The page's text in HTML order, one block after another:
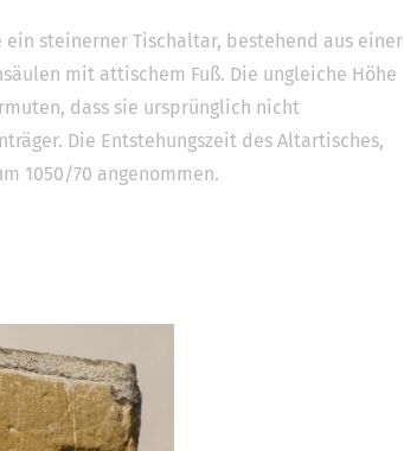
steinerner Tischaltar, bestehend aus einer
mit attischem Fuß. Die ungleiche Höhe
dass sie ursprünglich nicht
Die Entstehungszeit des Altartisches,
1050/70 angenommen.